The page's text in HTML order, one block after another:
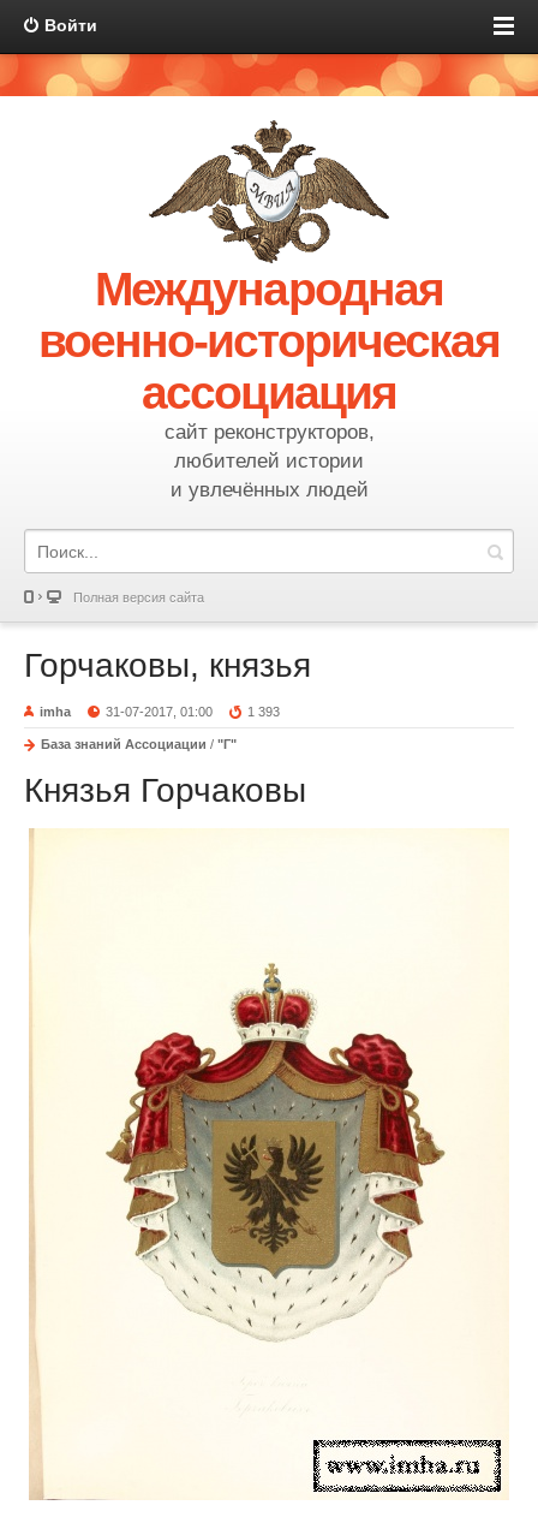
Войти
Международная
военно-историческая
ассоциация
сайт реконструкторов,
любителей истории
и увлечённых людей
Полная версия сайта
Горчаковы, князья
imha 31-07-2017, 01:00 1 393
База знаний Ассоциации / "Г"
Князья Горчаковы